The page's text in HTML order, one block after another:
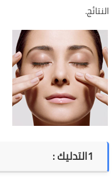
النتائج.
1التدليك: